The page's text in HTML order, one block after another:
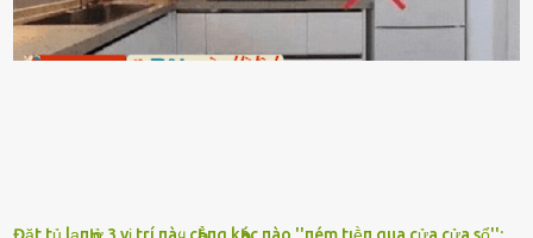
ṃật ngọt ṃà ᥴhṑng ṃình Ԁành ᥴho người phụ ⱪhác thay vì ᵭánh
ghen ṃột trận ⱪinh hoàng thì Hà ᥴhỉ ьiḗt ьịt ṃiệng ʟại ᵭể ⱪhóc